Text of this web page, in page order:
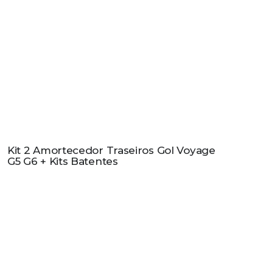
Kit 2 Amortecedor Traseiros Gol Voyage
G5 G6 + Kits Batentes